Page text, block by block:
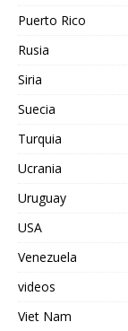
Puerto Rico
Rusia
Siria
Suecia
Turquia
Ucrania
Uruguay
USA
Venezuela
videos
Viet Nam